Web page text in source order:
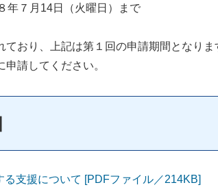
年７月14日（火曜日）まで
おり、上記は第１回の申請期間となり
請してください。
る支援について [PDFファイル／214KB]